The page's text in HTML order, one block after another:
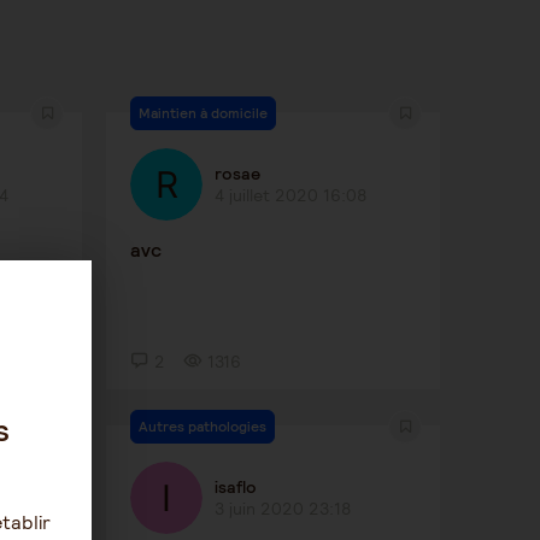
Maintien à domicile
rosae
avc
Autres pathologies
isaflo